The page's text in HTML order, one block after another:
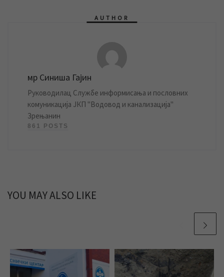
AUTHOR
мр Синиша Гајин
Руководилац Службе информисања и пословних
комуникација ЈКП "Водовод и канализација"
Зрењанин
861 POSTS
YOU MAY ALSO LIKE